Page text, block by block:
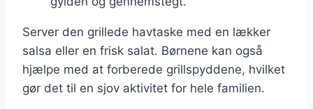
Server den grillede havtaske med en lækker
salsa eller en frisk salat. Børnene kan også
hjælpe med at forberede grillspyddene, hvilket
gør det til en sjov aktivitet for hele familien.